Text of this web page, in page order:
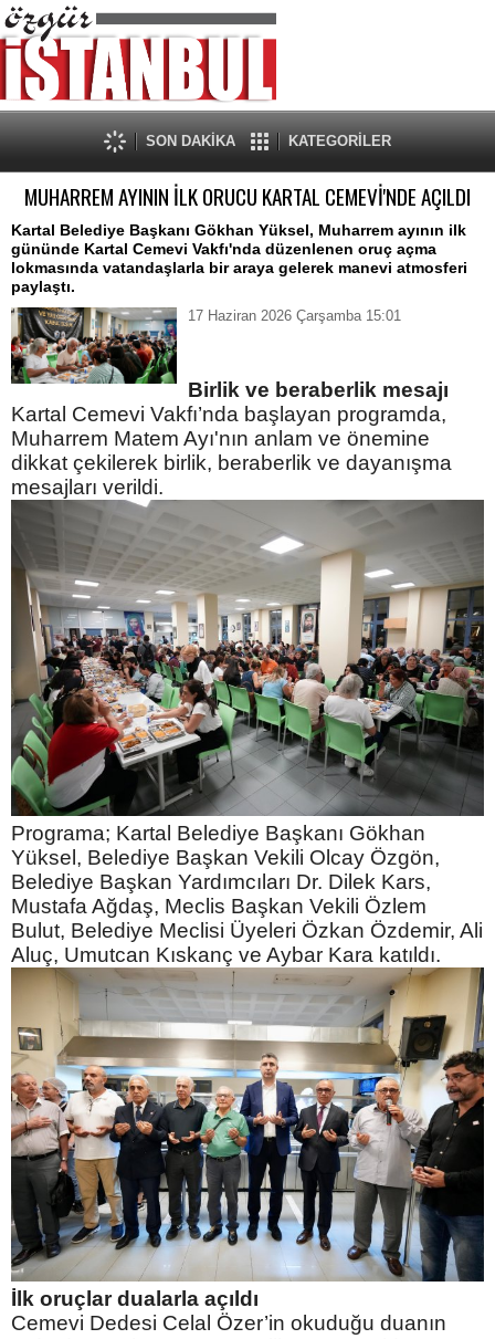
SON DAKİKA KATEGORİLER
MUHARREM AYININ İLK ORUCU KARTAL CEMEVİ'NDE AÇILDI
Kartal Belediye Başkanı Gökhan Yüksel, Muharrem ayının ilk
gününde Kartal Cemevi Vakfı'nda düzenlenen oruç açma
lokmasında vatandaşlarla bir araya gelerek manevi atmosferi
paylaştı.
17 Haziran 2026 Çarşamba 15:01
Birlik ve beraberlik mesajı
Kartal Cemevi Vakfı’nda başlayan programda,
Muharrem Matem Ayı'nın anlam ve önemine
dikkat çekilerek birlik, beraberlik ve dayanışma
mesajları verildi.
Programa; Kartal Belediye Başkanı Gökhan
Yüksel, Belediye Başkan Vekili Olcay Özgön,
Belediye Başkan Yardımcıları Dr. Dilek Kars,
Mustafa Ağdaş, Meclis Başkan Vekili Özlem
Bulut, Belediye Meclisi Üyeleri Özkan Özdemir, Ali
Aluç, Umutcan Kıskanç ve Aybar Kara katıldı.
İlk oruçlar dualarla açıldı
Cemevi Dedesi Celal Özer’in okuduğu duanın